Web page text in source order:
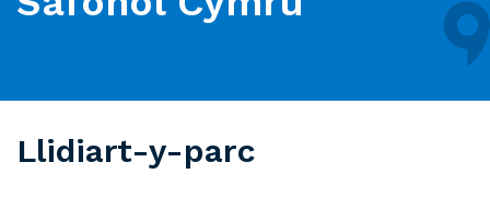
Llidiart-y-parc